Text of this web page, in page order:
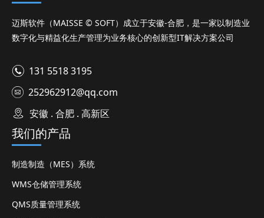
迈斯软件（MAISSE © SOFT）成立于安徽-合肥，是一家以制造业
数字化与精益化生产管理为业务核心的创新型IT解决方案公司
131 5518 3195
252962912@qq.com
安徽 . 合肥 . 高新区
我们的产品
制造制造（MES）系统
WMS仓储管理系统
QMS质量管理系统